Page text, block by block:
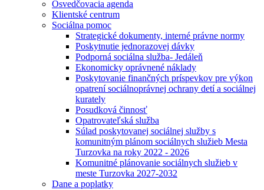
Osvedčovacia agenda
Klientské centrum
Sociálna pomoc
Strategické dokumenty, interné právne normy
Poskytnutie jednorazovej dávky
Podporná sociálna služba- Jedáleň
Ekonomicky oprávnené náklady
Poskytovanie finančných príspevkov pre výkon
opatrení sociálnoprávnej ochrany detí a sociálnej
kurately
Posudková činnosť
Opatrovateľská služba
Súlad poskytovanej sociálnej služby s
komunitným plánom sociálnych služieb Mesta
Turzovka na roky 2022 - 2026
Komunitné plánovanie sociálnych služieb v
meste Turzovka 2027-2032
Dane a poplatky